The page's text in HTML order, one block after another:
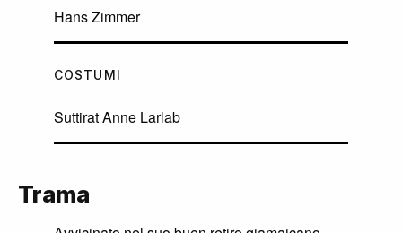
Hans Zimmer
COSTUMI
Suttirat Anne Larlab
Trama